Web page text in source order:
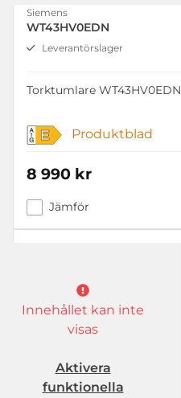
Siemens
WT43HV0EDN
Leverantörslager
Torktumlare WT43HV0EDN
E Produktblad
8 990 kr
Jämför
Innehållet kan inte
visas
Aktivera
funktionella